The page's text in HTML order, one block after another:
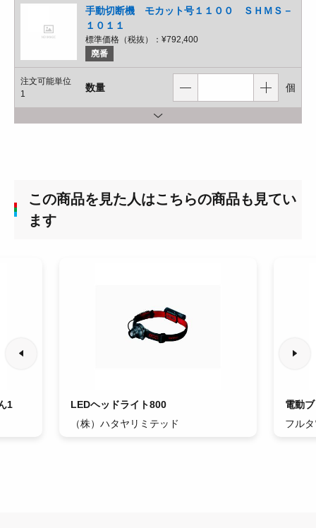
手動切断機 モカット号１１００ ＳＨＭＳ－
１０１１
標準価格（税抜）： ¥792,400
廃番
注文可能単位
1
数量 個
この商品を見た人はこちらの商品も見てい
ます
1
LEDヘッドライト800
（株）ハタヤリミテッド
電動
フル